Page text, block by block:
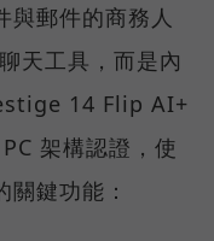
與郵件的商務人
天工具，而是內
14 Flip AI+
架構認證，使
鍵功能：